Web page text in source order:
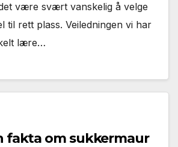
være svært vanskelig å velge
til rett plass. Veiledningen vi har
lære…
fakta om sukkermaur